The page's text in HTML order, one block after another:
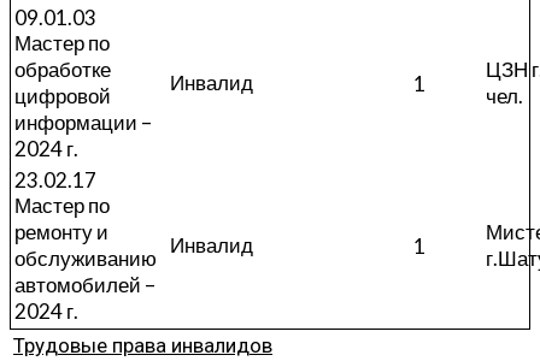
09.01.03
Мастер по
обработке
цифровой
информации –
2024 г.
Инвалид 1
ЦЗН
чел.
23.02.17
Мастер по
ремонту и
обслуживанию
автомобилей –
2024 г.
Инвалид 1
Трудовые права инвалидов